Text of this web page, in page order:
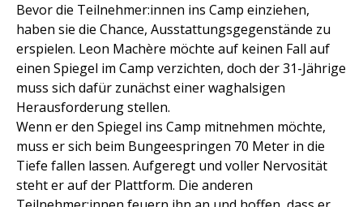
Bevor die Teilnehmer:innen ins Camp einziehen,
haben sie die Chance, Ausstattungsgegenstände zu
erspielen. Leon Machère möchte auf keinen Fall auf
einen Spiegel im Camp verzichten, doch der 31-Jährige
muss sich dafür zunächst einer waghalsigen
Herausforderung stellen.
Wenn er den Spiegel ins Camp mitnehmen möchte,
muss er sich beim Bungeespringen 70 Meter in die
Tiefe fallen lassen. Aufgeregt und voller Nervosität
steht er auf der Plattform. Die anderen